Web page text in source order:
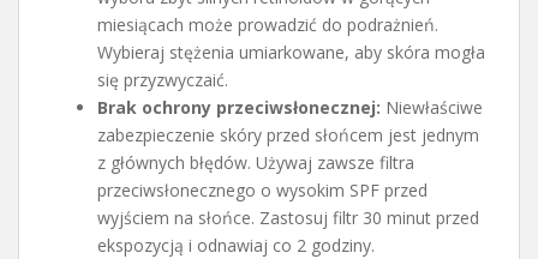
miesiącach może prowadzić do podrażnień.
Wybieraj stężenia umiarkowane, aby skóra mogła
się przyzwyczaić.
Brak ochrony przeciwsłonecznej: Niewłaściwe
zabezpieczenie skóry przed słońcem jest jednym
z głównych błędów. Używaj zawsze filtra
przeciwsłonecznego o wysokim SPF przed
wyjściem na słońce. Zastosuj filtr 30 minut przed
ekspozycją i odnawiaj co 2 godziny.